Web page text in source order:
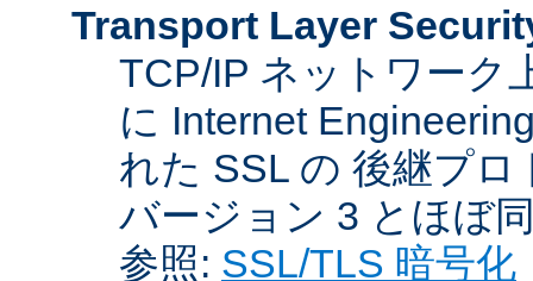
Transport Layer
TCP/IP ネットワーク
に Internet
れた SSL の 後継プ
バージョン 3 とほぼ
参照: SSL/TLS 暗号化